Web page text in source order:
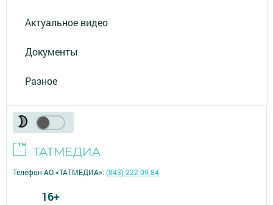
Актуальное видео
Документы
Разное
Телефон АО «ТАТМЕДИА»:(843) 222 09 84
16+